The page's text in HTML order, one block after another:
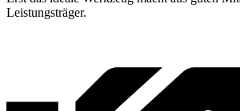
Leistungsträger.